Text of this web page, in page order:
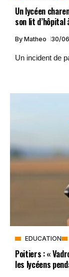
Un lycéen
son lit d’hôpital
By Matheo 30/
Un incident de
EDUCATION
Poitiers : «
les lycéens